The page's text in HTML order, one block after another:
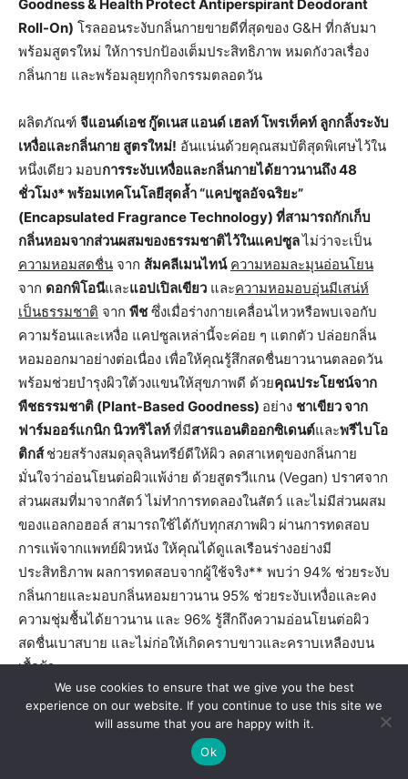
We use cookies to ensure that we give you the best
experience on our website. If you continue to use this site we
will assume that you are happy with it.
Ok